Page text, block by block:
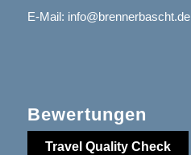
E-Mail: info@brennerbascht.de
Bewertungen
Travel Quality Check